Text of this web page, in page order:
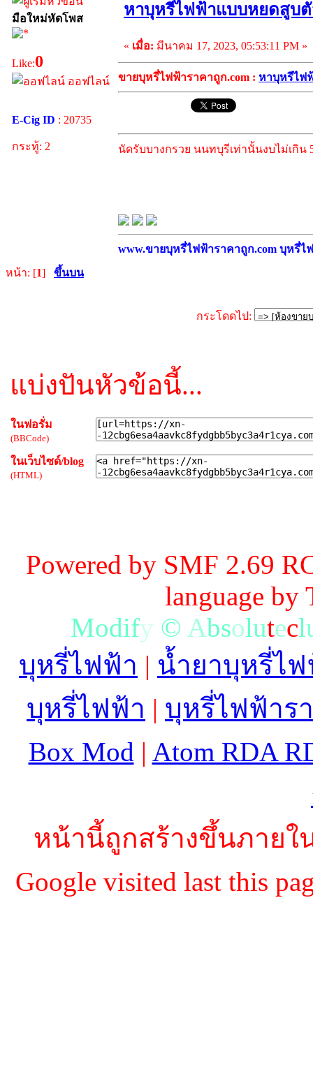
มือใหม่หัดโพส
Like:0
ออฟไลน์
E-Cig ID : 20735
กระทู้: 2
หาบุหรีไฟฟ้าแบบหยดสูบ
« เมื่อ: มีนาคม 17, 2023, 05:53:11 PM »
ขายบุหรี่ไฟฟ้าราคาถูก.com : หาบุหรีไฟ
นัดรับบางกรวย นนทบุรีเท่านั้นงบไม่เกิน
www.ขายบุหรี่ไฟฟ้าราคาถูก.com บุหรี่ไ
หน้า: [1] ขึ้นบน
กระโดดไป:
แบ่งปันหัวข้อนี้...
ในฟอรั่ม
(BBCode)
ในเว็บไซด์/blog
(HTML)
Powered by SMF 2.69
language
Modify © Absolutecl
บุหรี่ไฟฟ้า | น้ำยาบุหรี่ไ
บุหรี่ไฟฟ้า | บุหรี่ไฟฟ้าร
Box Mod | Atom RDA
หน้านี้ถูกสร้างขึ้นภายใ
Google visited last this